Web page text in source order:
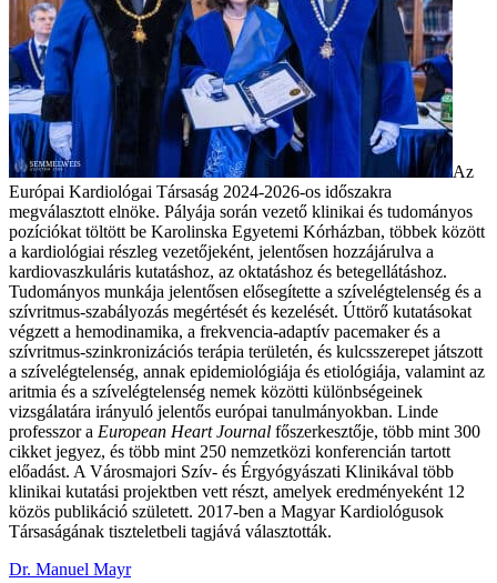
Az
Európai Kardiológai Társaság 2024-2026-os időszakra
megválasztott elnöke. Pályája során vezető klinikai és tudományos
pozíciókat töltött be Karolinska Egyetemi Kórházban, többek között
a kardiológiai részleg vezetőjeként, jelentősen hozzájárulva a
kardiovaszkuláris kutatáshoz, az oktatáshoz és betegellátáshoz.
Tudományos munkája jelentősen elősegítette a szívelégtelenség és a
szívritmus-szabályozás megértését és kezelését. Úttörő kutatásokat
végzett a hemodinamika, a frekvencia-adaptív pacemaker és a
szívritmus-szinkronizációs terápia területén, és kulcsszerepet játszott
a szívelégtelenség, annak epidemiológiája és etiológiája, valamint az
aritmia és a szívelégtelenség nemek közötti különbségeinek
vizsgálatára irányuló jelentős európai tanulmányokban. Linde
professzor a European Heart Journal főszerkesztője, több mint 300
cikket jegyez, és több mint 250 nemzetközi konferencián tartott
előadást. A Városmajori Szív- és Érgyógyászati Klinikával több
klinikai kutatási projektben vett részt, amelyek eredményeként 12
közös publikáció született. 2017-ben a Magyar Kardiológusok
Társaságának tiszteletbeli tagjává választották.
Dr. Manuel Mayr